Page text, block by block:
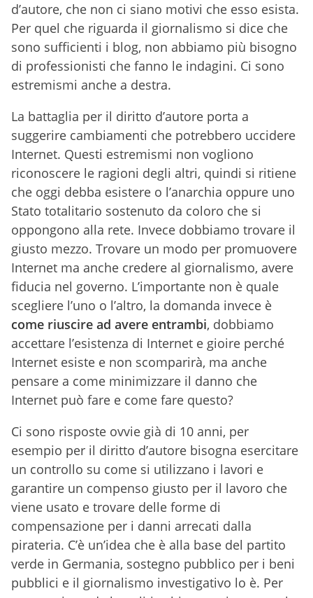
d’autore, che non ci siano motivi che esso esista.
Per quel che riguarda il giornalismo si dice che
sono sufficienti i blog, non abbiamo più bisogno
di professionisti che fanno le indagini. Ci sono
estremismi anche a destra.
La battaglia per il diritto d’autore porta a
suggerire cambiamenti che potrebbero uccidere
Internet. Questi estremismi non vogliono
riconoscere le ragioni degli altri, quindi si ritiene
che oggi debba esistere o l’anarchia oppure uno
Stato totalitario sostenuto da coloro che si
oppongono alla rete. Invece dobbiamo trovare il
giusto mezzo. Trovare un modo per promuovere
Internet ma anche credere al giornalismo, avere
fiducia nel governo. L’importante non è quale
scegliere l’uno o l’altro, la domanda invece è
come riuscire ad avere entrambi, dobbiamo
accettare l’esistenza di Internet e gioire perché
Internet esiste e non scomparirà, ma anche
pensare a come minimizzare il danno che
Internet può fare e come fare questo?
Ci sono risposte ovvie già di 10 anni, per
esempio per il diritto d’autore bisogna esercitare
un controllo su come si utilizzano i lavori e
garantire un compenso giusto per il lavoro che
viene usato e trovare delle forme di
compensazione per i danni arrecati dalla
pirateria. C’è un’idea che è alla base del partito
verde in Germania, sostegno pubblico per i beni
pubblici e il giornalismo investigativo lo è. Per